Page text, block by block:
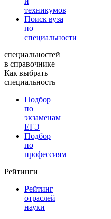
техникумов
Поиск вуза
по
специальности
специальностей
в справочнике
Как выбрать
специальность
Подбор
по
экзаменам
ЕГЭ
Подбор
по
профессиям
Рейтинги
Рейтинг
отраслей
науки